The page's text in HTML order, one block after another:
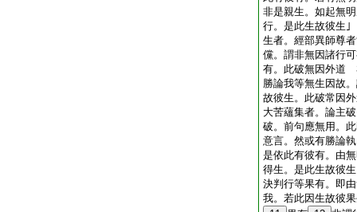
非是親生。如起無
行。是此生故彼
生者。經部異師尊
儻。謂非無因諸行
有。此破無因外道
勝論我等無生因故
故彼生。此破常
大苦蘊集者。論主
破。前句應無用。
意言。然或有勝論
是依此有彼有。由
得生。是此生故彼
決判行等果有。即
我。若此因生故彼